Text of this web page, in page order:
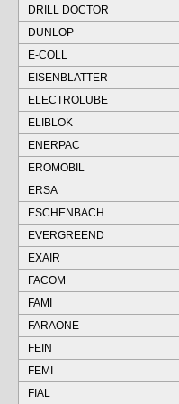
DRILL DOCTOR
DUNLOP
E-COLL
EISENBLATTER
ELECTROLUBE
ELIBLOK
ENERPAC
EROMOBIL
ERSA
ESCHENBACH
EVERGREEND
EXAIR
FACOM
FAMI
FARAONE
FEIN
FEMI
FIAL